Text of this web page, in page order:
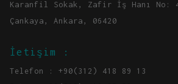
Karanfil Sokak, Zafir İş Hanı No:
Çankaya, Ankara, 06420
İetişim :
Telefon : +90(312) 418 89 13